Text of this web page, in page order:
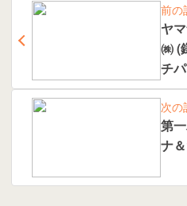
前の
ヤマザキ 鎌
㈱ (
チ
ョ
次の
第一パン 2
ナ